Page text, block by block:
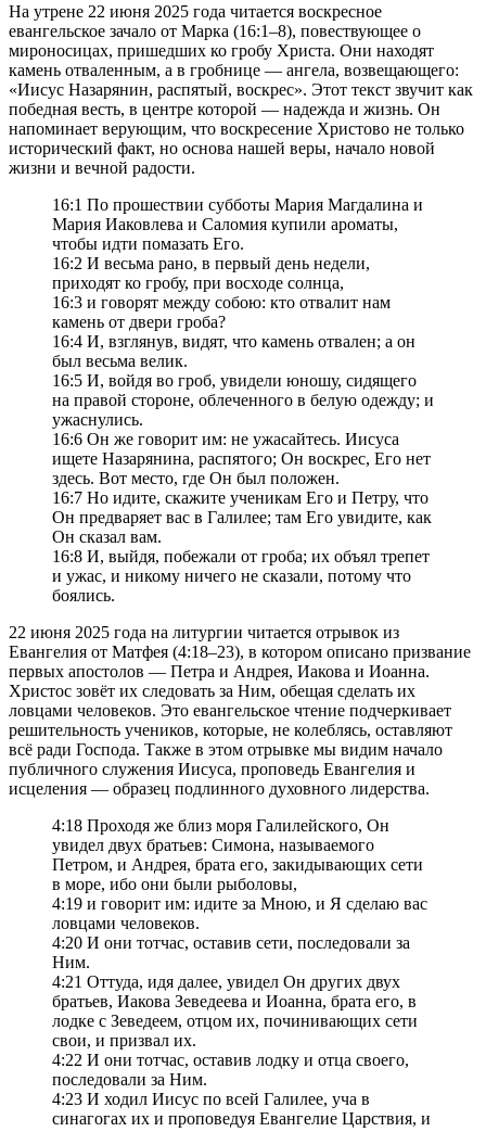
На утрене 22 июня 2025 года читается воскресное
евангельское зачало от Марка (16:1–8), повествующее о
мироносицах, пришедших ко гробу Христа. Они находят
камень отваленным, а в гробнице — ангела, возвещающего:
«Иисус Назарянин, распятый, воскрес». Этот текст звучит как
победная весть, в центре которой — надежда и жизнь. Он
напоминает верующим, что воскресение Христово не только
исторический факт, но основа нашей веры, начало новой
жизни и вечной радости.
16:1 По прошествии субботы Мария Магдалина и
Мария Иаковлева и Саломия купили ароматы,
чтобы идти помазать Его.
16:2 И весьма рано, в первый день недели,
приходят ко гробу, при восходе солнца,
16:3 и говорят между собою: кто отвалит нам
камень от двери гроба?
16:4 И, взглянув, видят, что камень отвален; а он
был весьма велик.
16:5 И, войдя во гроб, увидели юношу, сидящего
на правой стороне, облеченного в белую одежду; и
ужаснулись.
16:6 Он же говорит им: не ужасайтесь. Иисуса
ищете Назарянина, распятого; Он воскрес, Его нет
здесь. Вот место, где Он был положен.
16:7 Но идите, скажите ученикам Его и Петру, что
Он предваряет вас в Галилее; там Его увидите, как
Он сказал вам.
16:8 И, выйдя, побежали от гроба; их объял трепет
и ужас, и никому ничего не сказали, потому что
боялись.
22 июня 2025 года на литургии читается отрывок из
Евангелия от Матфея (4:18–23), в котором описано призвание
первых апостолов — Петра и Андрея, Иакова и Иоанна.
Христос зовёт их следовать за Ним, обещая сделать их
ловцами человеков. Это евангельское чтение подчеркивает
решительность учеников, которые, не колеблясь, оставляют
всё ради Господа. Также в этом отрывке мы видим начало
публичного служения Иисуса, проповедь Евангелия и
исцеления — образец подлинного духовного лидерства.
4:18 Проходя же близ моря Галилейского, Он
увидел двух братьев: Симона, называемого
Петром, и Андрея, брата его, закидывающих сети
в море, ибо они были рыболовы,
4:19 и говорит им: идите за Мною, и Я сделаю вас
ловцами человеков.
4:20 И они тотчас, оставив сети, последовали за
Ним.
4:21 Оттуда, идя далее, увидел Он других двух
братьев, Иакова Зеведеева и Иоанна, брата его, в
лодке с Зеведеем, отцом их, починивающих сети
свои, и призвал их.
4:22 И они тотчас, оставив лодку и отца своего,
последовали за Ним.
4:23 И ходил Иисус по всей Галилее, уча в
синагогах их и проповедуя Евангелие Царствия, и